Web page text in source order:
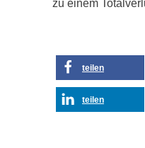
zu einem
teilen
teilen